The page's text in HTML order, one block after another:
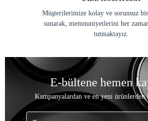
Müşterilerimize kolay ve sorunsuz
sunarak, memnuniyetlerini her
tutmaktayız.
E-bültene hemen
Kampanyalardan ve en yeni ürünlerden